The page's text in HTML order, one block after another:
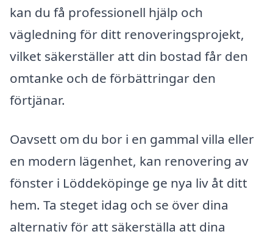
kan du få professionell hjälp och
vägledning för ditt renoveringsprojekt,
vilket säkerställer att din bostad får den
omtanke och de förbättringar den
förtjänar.
Oavsett om du bor i en gammal villa eller
en modern lägenhet, kan renovering av
fönster i Löddeköpinge ge nya liv åt ditt
hem. Ta steget idag och se över dina
alternativ för att säkerställa att dina